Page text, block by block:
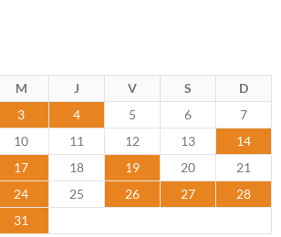
M J V S
D
3 4 5 6
7
10 11 12 13
14
17 18 19 20
21
24 25 26 27
28
31